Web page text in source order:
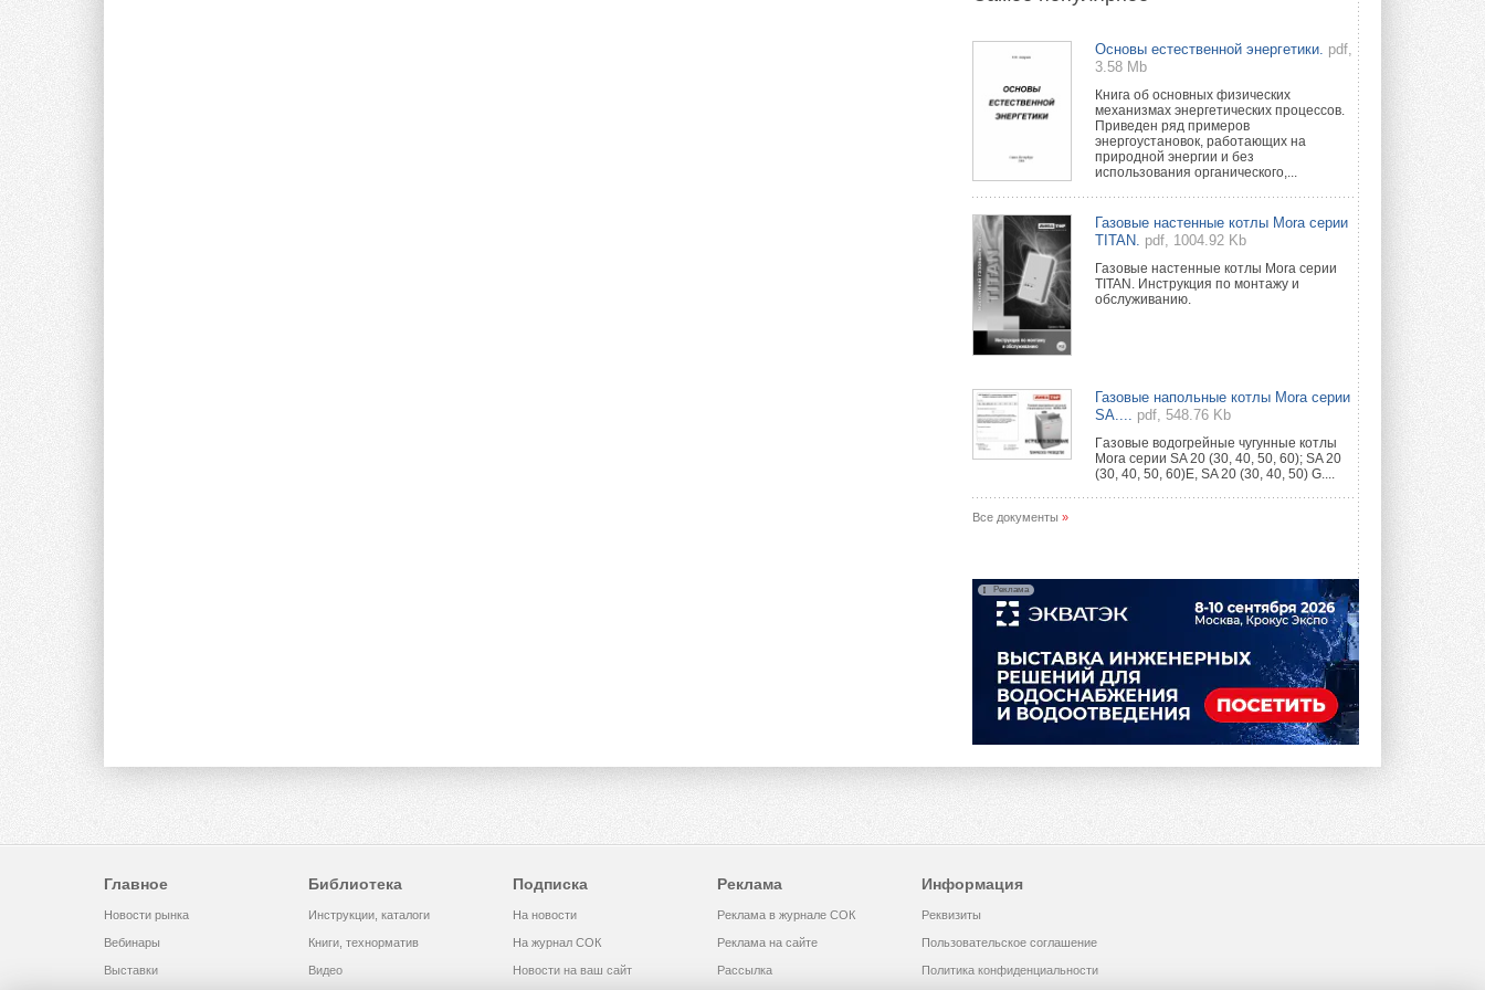
новую производственную
площадку
Открытие нового завода состоялось
сегодня в Мытищах ...
29 ИЮЛЯ 2026
Stiebel Eltron — спонсирует
международные соревнования
25 спортсменов, выступающих в
прыжках с трамплина и лыжном
двоеборье на международных ...
29 ИЮЛЯ 2026
Новый фирменный магазин
Токио — лидер по
интенсивности использования
кондиционеров
Данные получены в ходе очередного
опроса Daikin о восприятии жары ...
валидацию NVIDIA для ИИ-дата-
Компания становится официальным
партнёром NVIDIA по системам ...
В Великобритании предлагают
сделать кондиционирование
обязательным для новостроек
Либеральные демократы внесли
В Подмосковье запустят
производство холодильной
техники и теплообменного
Ридан объявил о старте продаж
автоматического
Основы естественной энергетики. pdf,
3.58 Mb
Книга об основных физических
механизмах энергетических процессов.
Приведен ряд примеров
энергоустановок, работающих на
природной энергии и без
использования органического,...
Газовые настенные котлы Mora серии
TITAN. pdf, 1004.92 Kb
Газовые настенные котлы Mora серии
TITAN. Инструкция по монтажу и
обслуживанию.
Газовые напольные котлы Mora серии
SA....
pdf, 548.76 Kb
Гaзовые водогрeйные чугунные котлы
Mora серии SA 20 (30, 40, 50, 60); SA 20
(30, 40, 50, 60)E, SA 20 (30, 40, 50) G....
Все документы »
Реклама
Главное
Новости рынка
Вебинары
Выставки
Библиотека
Инструкции, каталоги
Книги, технорматив
Видео
Подписка
На новости
На журнал СОК
Новости на ваш сайт
Реклама
Реклама в журнале СОК
Реклама на сайте
Рассылка
Информация
Реквизиты
Пользовательское соглашение
Политика конфиденциальности